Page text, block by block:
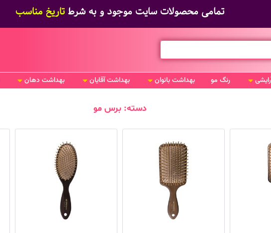
تمامی محصولات سایت موجود و به شرط تاریخ مناسب
رنگ مو بهداشت بانوان بهداشت آقایان بهداشت دهان
دسته: برس مو